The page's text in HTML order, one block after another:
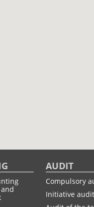
AUDIT
Compulsory
Initiative audit